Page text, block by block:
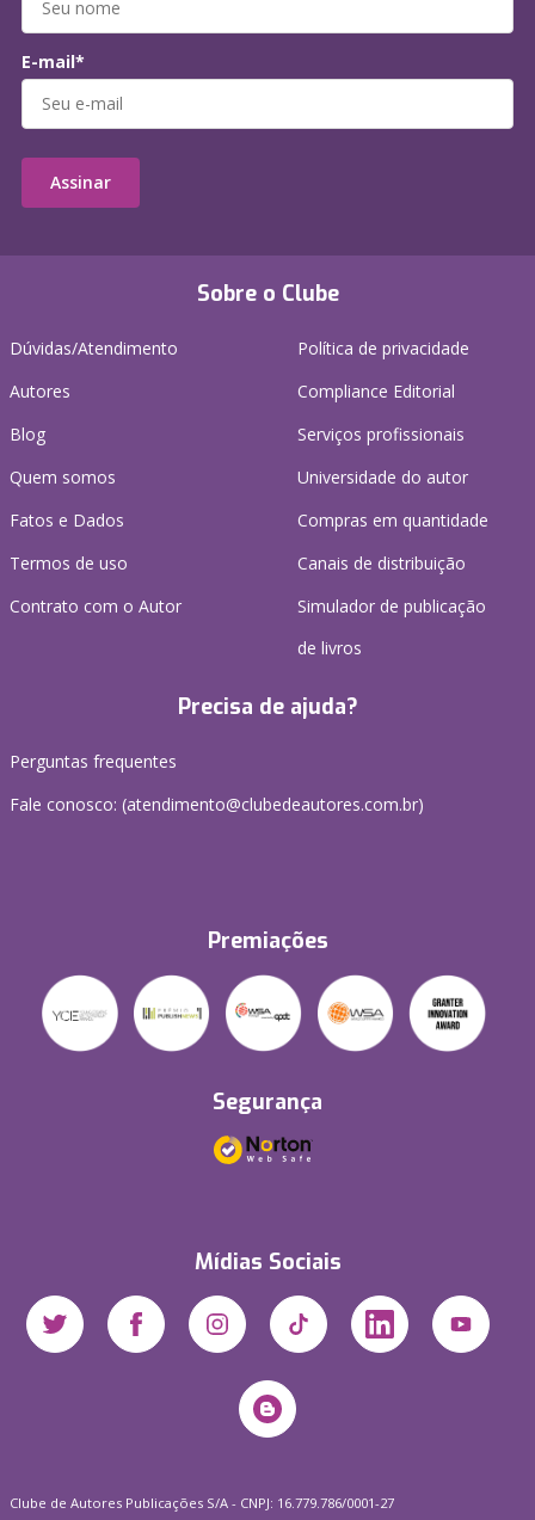
Sobre o Clube
Dúvidas/Atendimento
Autores
Blog
Quem somos
Fatos e Dados
Termos de uso
Contrato com o Autor
Política de privacidade
Compliance Editorial
Serviços profissionais
Universidade do autor
Compras em quantidade
Canais de distribuição
Simulador de publicação
de livros
Precisa de ajuda?
Perguntas frequentes
Fale conosco: (atendimento@clubedeautores.com.br)
Premiações
Segurança
Mídias Sociais
E-mail*
Assinar
Clube de Autores Publicações S/A - CNPJ: 16.779.786/0001-27